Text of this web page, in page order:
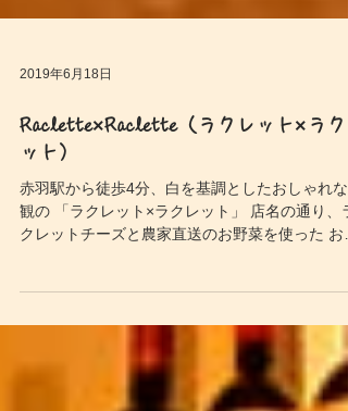
2019年6月18日
Raclette×Raclette（ラクレット×ラク
ット）
観の 「ラクレット×ラクレット」 店名の通り、ラ
理が自慢のお店です。お客様から注文いただい
た、ラクレットチーズの食欲をそそる香りが漂い
ワインをより一層美味しくお楽しみになれます。